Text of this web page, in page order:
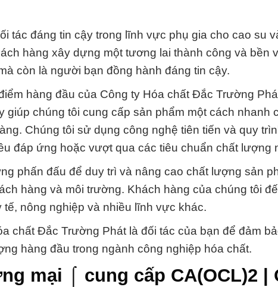
tác đáng tin cậy trong lĩnh vực phụ gia cho cao su
hàng xây dựng một tương lai thành công và bền
còn là người bạn đồng hành đáng tin cậy.
hàng đầu của Công ty Hóa chất Đắc Trường
giúp chúng tôi cung cấp sản phẩm một cách nhanh
Chúng tôi sử dụng công nghệ tiên tiến và quy
đáp ứng hoặc vượt qua các tiêu chuẩn chất lượng
phấn đấu để duy trì và nâng cao chất lượng sản
hàng và môi trường. Khách hàng của chúng tôi
nông nghiệp và nhiều lĩnh vực khác.
chất Đắc Trường Phát là đối tác của bạn để đảm
hàng đầu trong ngành công nghiệp hóa chất.
mại ⌠ cung cấp CA(OCL)2 |